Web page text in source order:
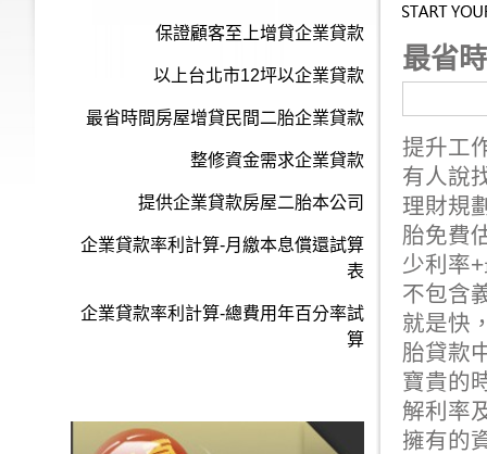
保證顧客至上增貸企業貸款
以上台北市12坪以企業貸款
最省時間房屋增貸民間二胎企業貸款
整修資金需求企業貸款
提供企業貸款房屋二胎本公司
企業貸款率利計算-月繳本息償還試算
表
企業貸款率利計算-總費用年百分率試
算
最省
提升工
有人說
理財規
胎免費
少利率
不包含
就是快
胎貸款
寶貴的
解利率
擁有的